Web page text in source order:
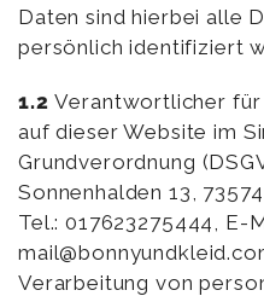
Daten sind hierbei alle
persönlich identifiziert
1.2 Verantwortlicher
auf dieser Website im
Grundverordnung
Sonnenhalden 13,
Tel.: 017623275444, E-
Verarbeitung von